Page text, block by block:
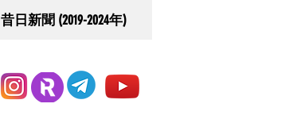
昔日新聞 (2019-2024年)